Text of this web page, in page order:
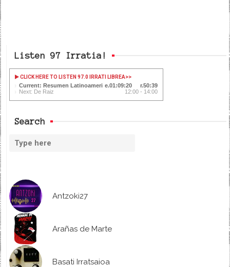
Listen 97 Irratia!
CLICK HERE TO LISTEN 97.0 IRRATI LIBREA>>
Current: Resumen Latinoamericano01:09:21
50:38
Next: De Raiz
12:00 - 14:00
Search
Antzoki27
Arañas de Marte
Basati Irratsaioa